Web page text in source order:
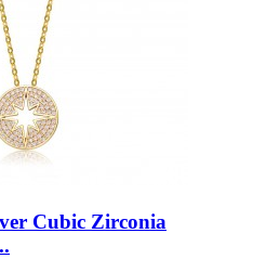
Cubic Zirconia